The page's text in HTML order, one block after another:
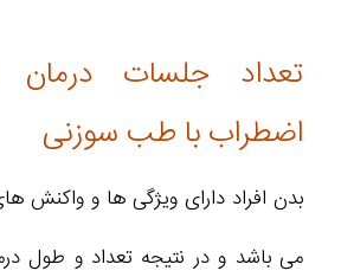
تعداد جلسات درمان
اضطراب با طب سوزنی
بدن افراد دارای ویژگی ها و واکنش
می باشد و در نتیجه تعداد و طول